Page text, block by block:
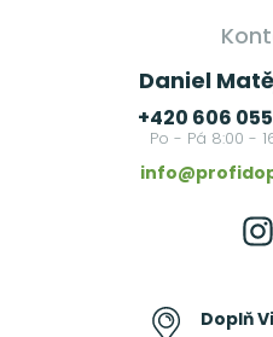
Daniel
+420 606
Po - Pá 8:00 -
Doplň